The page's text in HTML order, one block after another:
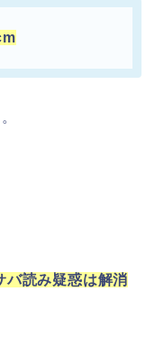
バ読み疑惑は解消